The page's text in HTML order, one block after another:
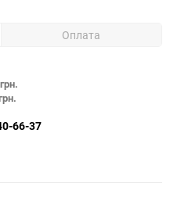
Оплата
66-37